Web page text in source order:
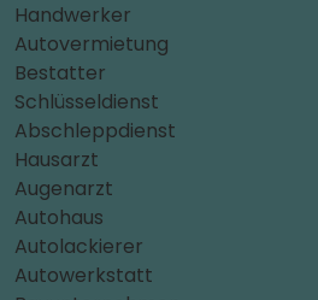
Handwerker
Autovermietung
Bestatter
Schlüsseldienst
Abschleppdienst
Hausarzt
Augenarzt
Autohaus
Autolackierer
Autowerkstatt